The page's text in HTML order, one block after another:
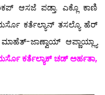
ಆಸಜೆ ಪಡ್ತಾ. ಎಕ್ಲೊ ಕಾಣಿ
ಕರ್ತೆಲ್ಯಾನ್ ತಸಲ್ಯೊ ಹೆರ್
ಜಾಣ್ವಾಯ್ ಆಪ್ಣಾಯ್ಲ್ಯಾ
ಕರ್ತೆಲ್ಯಾಕ್ ಚಡ್ ಅರ್ಹತಾ,